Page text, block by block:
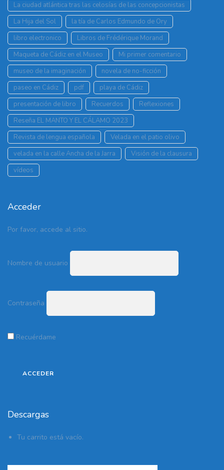
La ciudad atlántica tras las celosías de las concepcionistas
La Hija del Sol
la tía de Carlos Edmundo de Ory
libro electronico
Libros de Frédérique Morand
Maqueta de Cádiz en el Museo
Mi primer comentario
museo de la imaginación
novela de no-ficción
paseo en Cádiz
pdf
playa de Cádiz
presentación de libro
Recuerdos
Reflexiones
Reseña EL MANTO Y EL CÁLAMO 2023
Revista de lengua española
Velada en el patio olivo
velada en la calle Ancha de la Jarra
Visión de la clausura
vídeos
Acceder
Por favor, accede al sitio.
Nombre de usuario
Contraseña
Recuérdame
Descargas
Tu carrito está vacío.